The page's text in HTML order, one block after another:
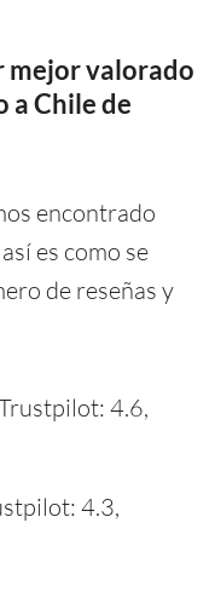
mejor valorado
a Chile de
encontrado
es como se
de reseñas y
4.6,
4.3,